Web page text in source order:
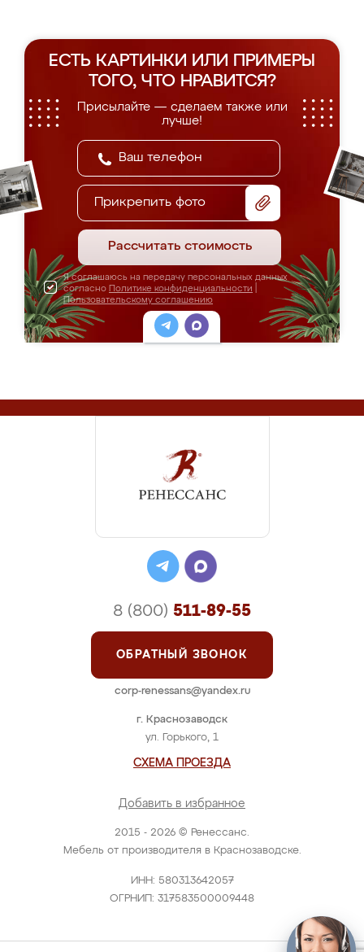
ЕСТЬ КАРТИНКИ ИЛИ ПРИМЕРЫ
ТОГО, ЧТО НРАВИТСЯ?
Присылайте — сделаем также или
лучше!
Прикрепить фото
Рассчитать стоимость
Я соглашаюсь на передачу персональных данных
согласно Политике конфиденциальности
Пользовательскому соглашению
2015 - 2026 © Ренессанс.
Мебель от производителя в Краснозаводске.
ИНН: 580313642057
ОГРНИП: 317583500009448
г. Краснозаводск
ул. Горького, 1
СХЕМА ПРОЕЗДА
Добавить в избранное
8 (800) 511-89-55
ОБРАТНЫЙ ЗВОНОК
corp-renessans@yandex.ru